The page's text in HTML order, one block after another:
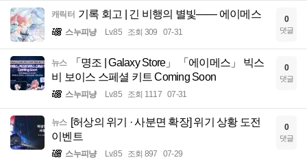
캐릭터 기록 회고 | 긴 비행의 별빛—— 에이메스
스누피냥 Lv.85 조회 309 07-31
0
댓글
뉴스
「명조 | Galaxy Store」 「에이메스」 빅스
비 보이스 스페셜 키트 Coming Soon
스누피냥 Lv.85 조회 1117 07-31
0
댓글
뉴스 [허상의 위기 · 사분면 확장] 위기 상황 도전
이벤트
스누피냥 Lv.85 조회 897 07-29
0
댓글